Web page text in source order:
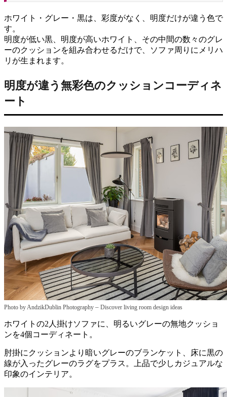
ホワイト・グレー・黒は、彩度がなく、明度だけが違う色で
す。
明度が低い黒、明度が高いホワイト、その中間の数々のグレ
ーのクッションを組み合わせるだけで、ソファ周りにメリハ
リが生まれます。
明度が違う無彩色のクッションコーディネ
ート
Photo by AndzikDublin Photography – Discover living room design ideas
ホワイトの2人掛けソファに、明るいグレーの無地クッショ
ンを4個コーディネート。
肘掛にクッションより暗いグレーのブランケット、床に黒の
線が入ったグレーのラグをプラス。上品で少しカジュアルな
印象のインテリア。